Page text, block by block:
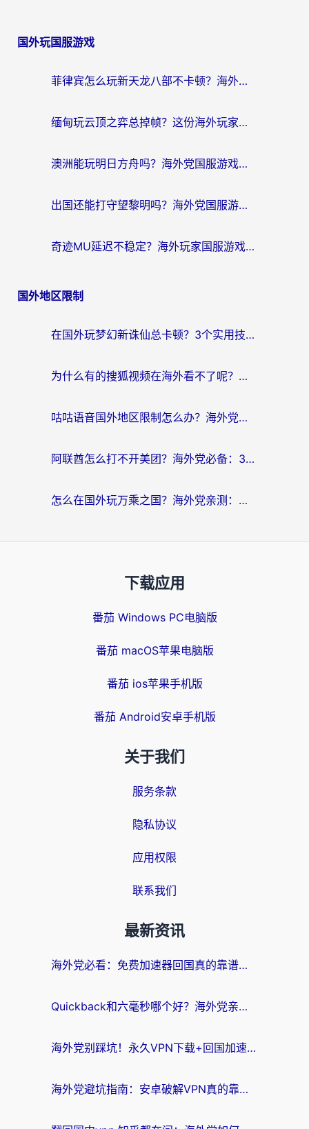
国外玩国服游戏
菲律宾怎么玩新天龙八部不卡顿？海外党国服游戏加速器终极指南（附欧洲国外玩家实测）
缅甸玩云顶之弈总掉帧？这份海外玩家专属加速器攻略帮你上分
澳洲能玩明日方舟吗？海外党国服游戏畅玩终极指南（附实用加速器选择技巧）
出国还能打守望黎明吗？海外党国服游戏不卡顿的终极解法
奇迹MU延迟不稳定？海外玩家国服游戏加速器终极指南：从卡顿到丝滑的秘密
国外地区限制
在国外玩梦幻新诛仙总卡顿？3个实用技巧解决海外党痛点（附回国加速器选择指南）
为什么有的搜狐视频在海外看不了呢？留学生亲测有效的回国加速攻略
咕咕语音国外地区限制怎么办？海外党必备的回国加速器选择指南（附音悦Tai、搜狐视频解决妙招）
阿联酋怎么打不开美团？海外党必备：3步解决回国追剧、看球、刷B站的全部烦恼
怎么在国外玩万乘之国？海外党亲测：突破限制的3个实用技巧
下载应用
番茄 Windows PC电脑版
番茄 macOS苹果电脑版
番茄 ios苹果手机版
番茄 Android安卓手机版
关于我们
服务条款
隐私协议
应用权限
联系我们
最新资讯
海外党必看：免费加速器回国真的靠谱吗？3步教你选到好用的归雁替代
Quickback和六毫秒哪个好？海外党亲测：选对回国加速器，无缝刷剧办公不再愁
海外党别踩坑！永久VPN下载+回国加速器选择指南，无缝刷国内剧游戏支付
海外党避坑指南：安卓破解VPN真的靠谱吗？教你选对回国加速器无缝刷国内资源